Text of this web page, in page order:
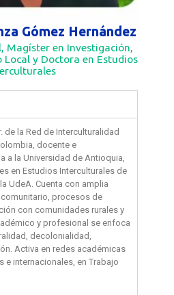
Gómez Hernández
Magíster en Investigación,
Local y Doctora en Estudios
de la Red de Interculturalidad
docente e
a la Universidad de Antioquia,
en Estudios Interculturales de
UdeA. Cuenta con amplia
procesos de
con comunidades rurales y
y profesional se enfoca
decolonialidad,
Activa en redes académicas
e internacionales, en Trabajo